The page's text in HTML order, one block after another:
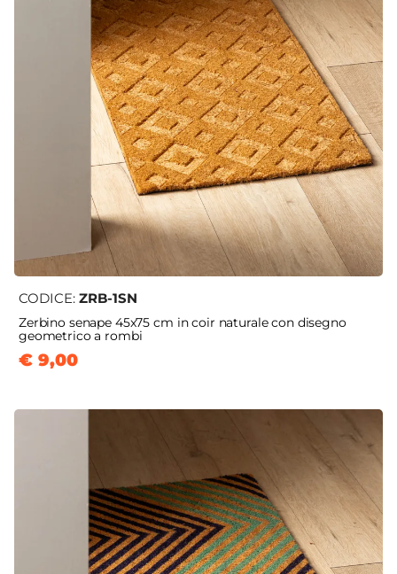
CODICE: ZRB-1SN
Zerbino senape 45x75 cm in coir naturale con disegno
geometrico a rombi
€ 9,00